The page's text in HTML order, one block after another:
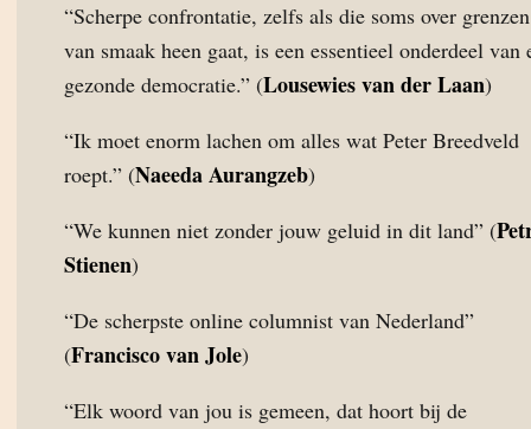
“Scherpe confrontatie, zelfs als die soms over grenzen
van smaak heen gaat, is een essentieel onderdeel van
gezonde democratie.” (Lousewies van der Laan)
“Ik moet enorm lachen om alles wat Peter Breedveld
roept.” (Naeeda Aurangzeb)
“We kunnen niet zonder jouw geluid in dit land” (
Stienen)
“De scherpste online columnist van Nederland”
(Francisco van Jole)
“Elk woord van jou is gemeen, dat hoort bij de